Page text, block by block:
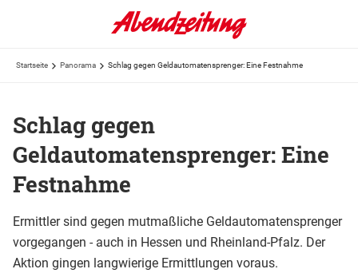
Startseite Panorama Schlag gegen Geldautomatensprenger: Eine Festnahme
Schlag gegen
Geldautomatensprenger: Eine
Festnahme
Ermittler sind gegen mutmaßliche Geldautomatensprenger
vorgegangen - auch in Hessen und Rheinland-Pfalz. Der
Aktion gingen langwierige Ermittlungen voraus.